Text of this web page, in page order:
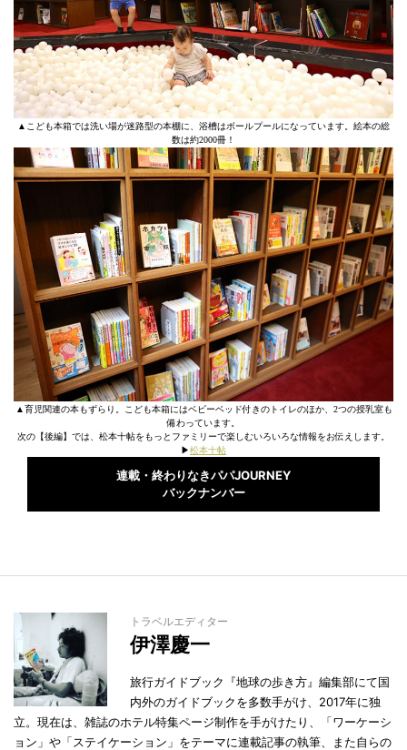
▲こども本箱では洗い場が迷路型の本棚に、浴槽はボールプールになっています。絵本の総
数は約2000冊！
▲育児関連の本もずらり。こども本箱にはベビーベッド付きのトイレのほか、2つの授乳室も
備わっています。
次の【後編】では、松本十帖をもっとファミリーで楽しむいろいろな情報をお伝えします。
▶︎松本十帖
連載・終わりなきパパJOURNEY
バックナンバー
トラベルエディター
伊澤慶一
旅行ガイドブック『地球の歩き方』編集部にて国
内外のガイドブックを多数手がけ、2017年に独
立。現在は、雑誌のホテル特集ページ制作を手がけたり、「ワーケーシ
ョン」や「ステイケーション」をテーマに連載記事の執筆、また自らの